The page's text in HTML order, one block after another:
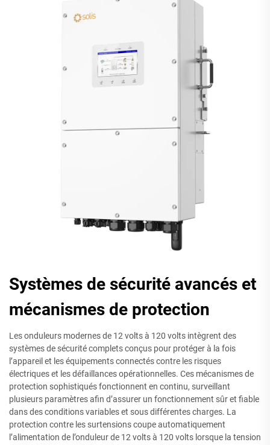
Systèmes de sécurité avancés et
mécanismes de protection
Les onduleurs modernes de 12 volts à 120 volts intègrent des
systèmes de sécurité complets conçus pour protéger à la fois
l’appareil et les équipements connectés contre les risques
électriques et les défaillances opérationnelles. Ces mécanismes de
protection sophistiqués fonctionnent en continu, surveillant
plusieurs paramètres afin d’assurer un fonctionnement sûr et fiable
dans des conditions variables et sous différentes charges. La
protection contre les surtensions coupe automatiquement
l’alimentation de l’onduleur de 12 volts à 120 volts lorsque la tension